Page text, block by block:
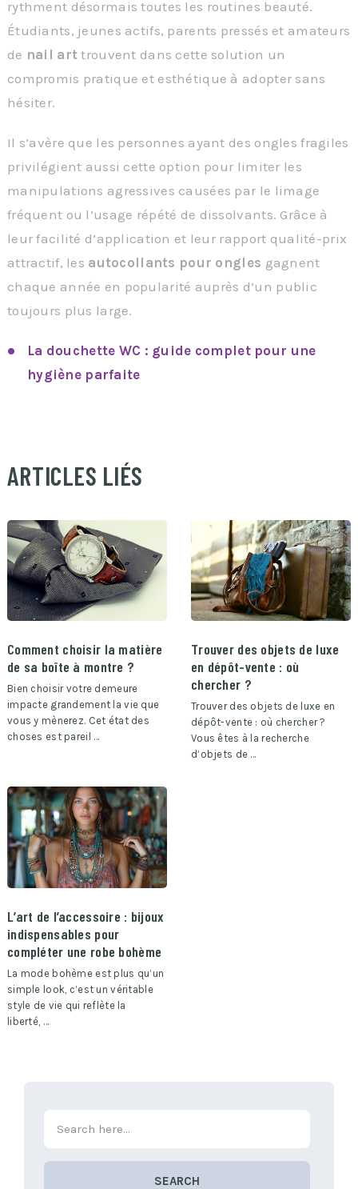
rythment désormais toutes les routines beauté.
Étudiants, jeunes actifs, parents pressés et amateurs
de nail art trouvent dans cette solution un
compromis pratique et esthétique à adopter sans
hésiter.
Il s’avère que les personnes ayant des ongles fragiles
privilégient aussi cette option pour limiter les
manipulations agressives causées par le limage
fréquent ou l’usage répété de dissolvants. Grâce à
leur facilité d’application et leur rapport qualité-prix
attractif, les autocollants pour ongles gagnent
chaque année en popularité auprès d’un public
toujours plus large.
La douchette WC : guide complet pour une
hygiène parfaite
ARTICLES LIÉS
Comment choisir la matière
de sa boîte à montre ?
Bien choisir votre demeure
impacte grandement la vie que
vous y mènerez. Cet état des
choses est pareil …
Trouver des objets de luxe
en dépôt-vente : où
chercher ?
Trouver des objets de luxe en
dépôt-vente : où chercher ?
Vous êtes à la recherche
d’objets de …
L’art de l’accessoire : bijoux
indispensables pour
compléter une robe bohème
La mode bohème est plus qu’un
simple look, c’est un véritable
style de vie qui reflète la
liberté, …
SEARCH